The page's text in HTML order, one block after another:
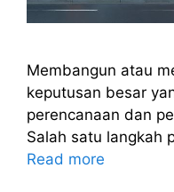
Membangun atau
keputusan besar
perencanaan dan
Salah satu langkah
Read more